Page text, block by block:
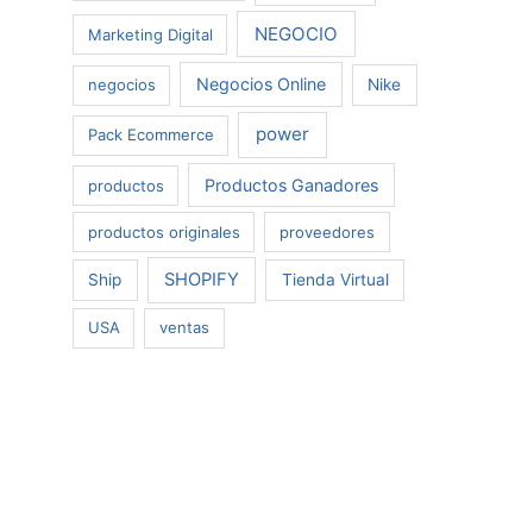
Marketing Digital NEGOCIO
negocios Negocios Online Nike
Pack Ecommerce power
productos Productos Ganadores
productos originales proveedores
Ship SHOPIFY Tienda Virtual
USA ventas